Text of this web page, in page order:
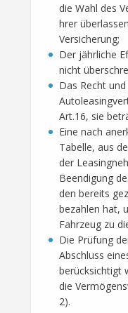
die Wahl des
hrer
Versicherung;
Der jährliche
nicht
Das Recht
Art.16, sie
Eine nach
Tabelle, aus
der
Beendigung
den bereits
bezahlen hat,
Fahrzeug zu
Die Prüfung
Abschluss
berücksichtigt
die
2).